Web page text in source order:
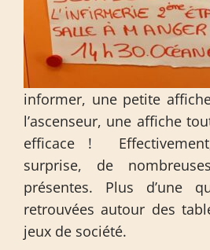
informer, une petite
l’ascenseur, une affiche
efficace !
surprise, de
présentes. Plus d’une
retrouvées autour des
jeux de société.